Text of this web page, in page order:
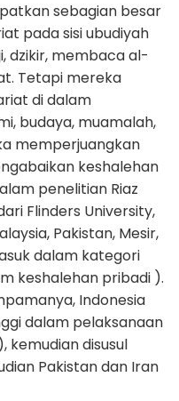
sebagian besar
pada sisi ubudiyah
dzikir, membaca al-
Tetapi mereka
di dalam
budaya, muamalah,
memperjuangkan
keshalehan
penelitian Riaz
Flinders University,
Pakistan, Mesir,
dalam kategori
keshalehan pribadi ).
Indonesia
dalam pelaksanaan
kemudian disusul
Pakistan dan Iran